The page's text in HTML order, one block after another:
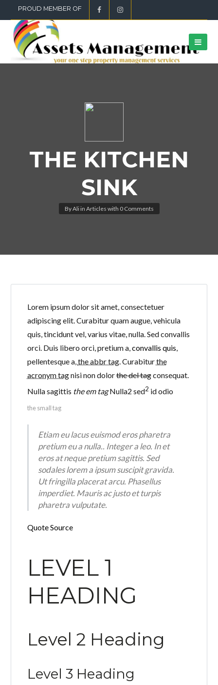
PROUD MEMBER OF
THE KITCHEN
SINK
ByAliin Articles with 0 Comments
Lorem ipsum dolor sit amet, consectetuer
adipiscing elit. Curabitur quam augue, vehicula
quis, tincidunt vel, varius vitae, nulla. Sed convallis
orci. Duis libero orci, pretium a,convallis quis,
pellentesque a,the abbr tag. Curabiturthe
acronym tagnisi non dolorthe del tagconsequat.
Nulla sagittis the em tagNulla2 sed2 id odio
the small tag
Etiam eu lacus euismod eros pharetra
pretium eu a nulla.. Integer a leo. In et
eros at neque pretium sagittis. Sed
sodales lorem a ipsum suscipit gravida.
Ut fringilla placerat arcu. Phasellus
imperdiet. Mauris ac justo et turpis
pharetra vulputate.
Quote Source
LEVEL 1
HEADING
Level 2 Heading
Level 3 Heading